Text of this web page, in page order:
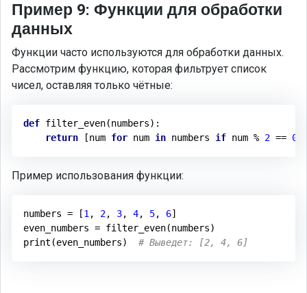
Пример 9: Функции для обработки
данных
Функции часто используются для обработки данных.
Рассмотрим функцию, которая фильтрует список
чисел, оставляя только чётные:
def filter_even(numbers) :
return [num for num in numbers if num % 2 == 0
Пример использования функции:
numbers = [1 , 2, 3, 4, 5, 6]
even_numbers = filter_even(numbers)
print(even_numbers) # Выведет: [2, 4, 6]